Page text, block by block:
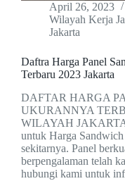
April 26, 2023
Wilayah Kerja
Jakarta
Daftra Harga Panel
Terbaru 2023 Jakarta
DAFTAR HARGA
UKURANNYA
WILAYAH JAKARTA
untuk Harga
sekitarnya. Panel
berpengalaman telah
hubungi kami untuk